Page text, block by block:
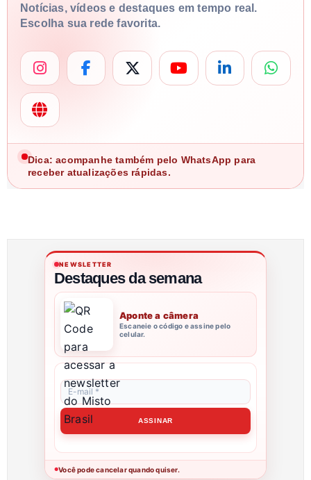
Notícias, vídeos e destaques em tempo real.
Escolha sua rede favorita.
Dica: acompanhe também pelo WhatsApp para
receber atualizações rápidas.
NEWSLETTER
Destaques da semana
Aponte a câmera
Escaneie o código e assine pelo
celular.
●Você pode cancelar quando quiser.